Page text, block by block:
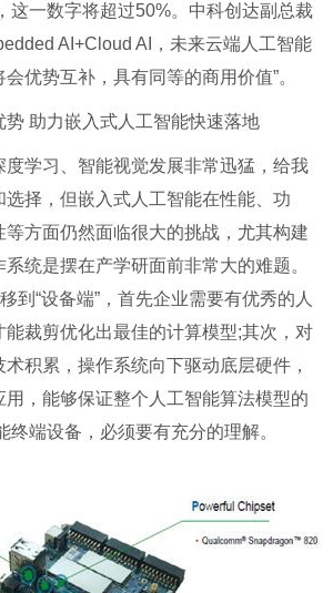
这一数字将超过50%。中科创达副总裁
AI+Cloud AI，未来云端人工智能
优势互补，具有同等的商用价值”。
势 助力嵌入式人工智能快速落地
度学习、智能视觉发展非常迅猛，给我
择，但嵌入式人工智能在性能、功
方面仍然面临很大的挑战，尤其构建
统是摆在产学研面前非常大的难题。
到“设备端”，首先企业需要有优秀的人
能裁剪优化出最佳的计算模型;其次，对
积累，操作系统向下驱动底层硬件，
用，能够保证整个人工智能算法模型的
终端设备，必须要有充分的理解。